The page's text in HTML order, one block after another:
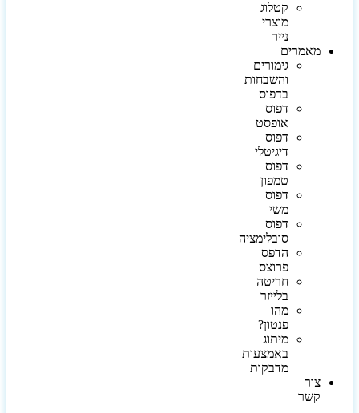
קטלוג
מוצרי
נייר
מאמרים
גימורים
והשבחות
בדפוס
דפוס
אופסט
דפוס
דיגיטלי
דפוס
טמפון
דפוס
משי
דפוס
סובלימציה
הדפס
פרוצס
חריטה
בלייזר
מהו
פנטון?
מיתוג
באמצעות
מדבקות
צור
קשר